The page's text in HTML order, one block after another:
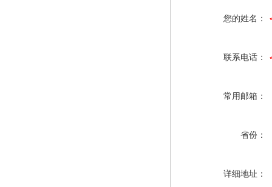
您的姓名：
联系电话：
常用邮箱：
省份：
详细地址：